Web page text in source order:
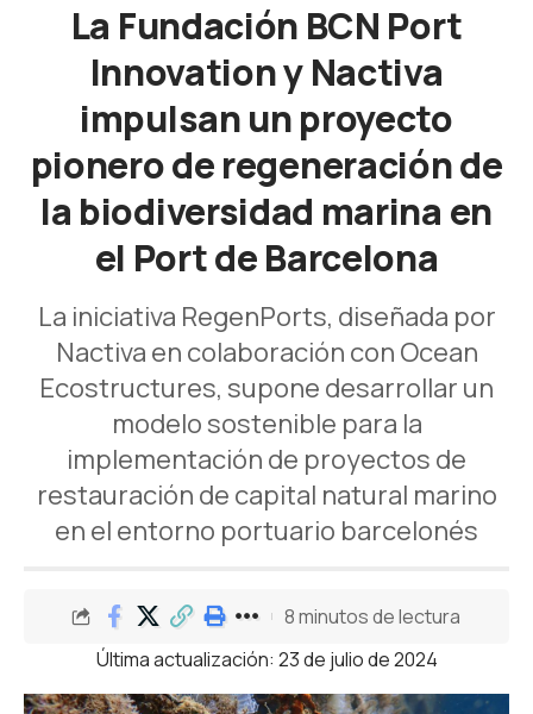
La Fundación BCN Port
Innovation y Nactiva
impulsan un proyecto
pionero de regeneración de
la biodiversidad marina en
el Port de Barcelona
La iniciativa RegenPorts, diseñada por
Nactiva en colaboración con Ocean
Ecostructures, supone desarrollar un
modelo sostenible para la
implementación de proyectos de
restauración de capital natural marino
en el entorno portuario barcelonés
Última actualización: 23 de julio de 2024
8 minutos de lectura